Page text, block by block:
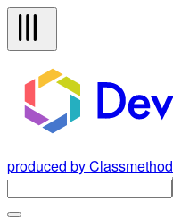
produced by Classmethod